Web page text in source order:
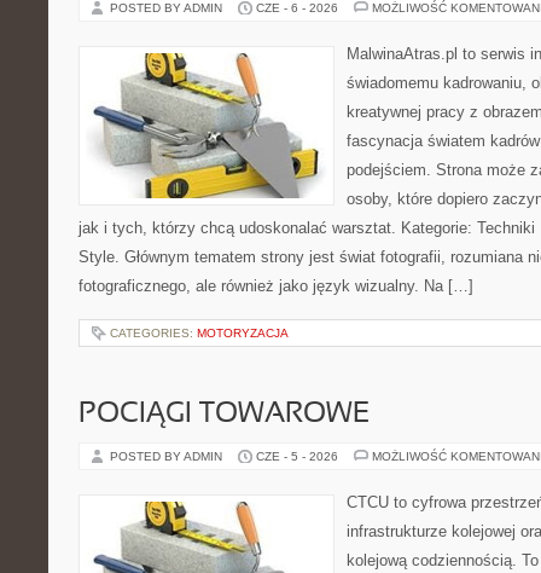
POSTED BY ADMIN CZE - 6 - 2026 MOŻLIWOŚĆ
MalwinaAtras.pl to serwis
świadomemu kadrowaniu,
kreatywnej pracy z
fascynacja światem
podejściem. Strona może
osoby, które dopiero
jak i tych, którzy chcą udoskonalać warsztat. Kategorie:
Style. Głównym tematem strony jest świat fotografii, rozumiana
fotograficznego, ale również jako język wizualny. Na […]
CATEGORIES: MOTORYZACJA
POCIĄGI TOWAROWE
POSTED BY ADMIN CZE - 5 - 2026 MOŻLIWOŚĆ
CTCU to cyfrowa
infrastrukturze kolejowej
kolejową codziennością.